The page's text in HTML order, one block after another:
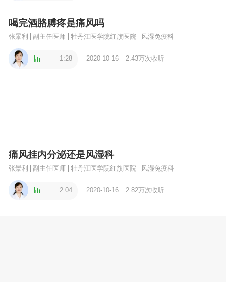
喝完酒胳膊疼是痛风吗
张景利 副主任医师 牡丹江医学院红旗医院 风湿免疫科
1:28 2020-10-16 2.43万次收听
痛风挂内分泌还是风湿科
张景利 副主任医师 牡丹江医学院红旗医院 风湿免疫科
2:04 2020-10-16 2.82万次收听